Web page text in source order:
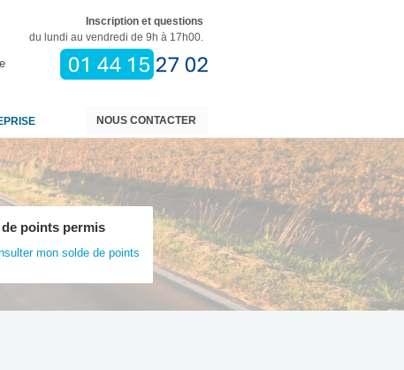
Inscription et questions
du lundi au vendredi de 9h à 17h00.
NOUS CONTACTER
points permis
mon solde de points